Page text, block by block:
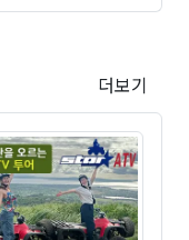
더보기